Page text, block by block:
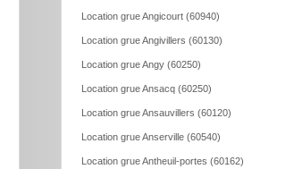
Location grue Angicourt (60940)
Location grue Angivillers (60130)
Location grue Angy (60250)
Location grue Ansacq (60250)
Location grue Ansauvillers (60120)
Location grue Anserville (60540)
Location grue Antheuil-portes (60162)